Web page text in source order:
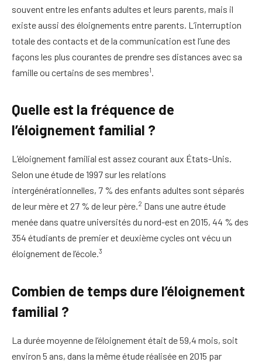
souvent entre les enfants adultes et leurs parents, mais il
existe aussi des éloignements entre parents. L’interruption
totale des contacts et de la communication est l’une des
façons les plus courantes de prendre ses distances avec sa
famille ou certains de ses membres1.
Quelle est la fréquence de
l’éloignement familial ?
L’éloignement familial est assez courant aux États-Unis.
Selon une étude de 1997 sur les relations
intergénérationnelles, 7 % des enfants adultes sont séparés
de leur mère et 27 % de leur père.2 Dans une autre étude
menée dans quatre universités du nord-est en 2015, 44 % des
354 étudiants de premier et deuxième cycles ont vécu un
éloignement de l’école.3
Combien de temps dure l’éloignement
familial ?
La durée moyenne de l’éloignement était de 59,4 mois, soit
environ 5 ans, dans la même étude réalisée en 2015 par